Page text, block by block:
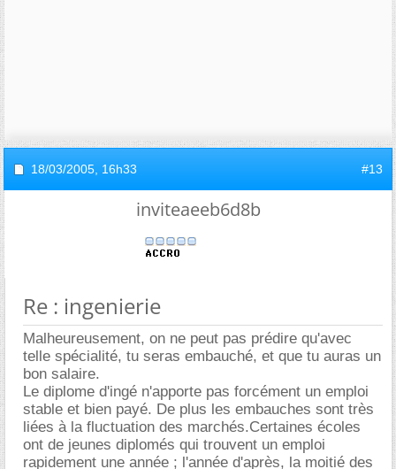
18/03/2005, 16h33 #13
inviteaeeb6d8b
Re : ingenierie
Malheureusement, on ne peut pas prédire qu'avec
telle spécialité, tu seras embauché, et que tu auras un
bon salaire.
Le diplome d'ingé n'apporte pas forcément un emploi
stable et bien payé. De plus les embauches sont très
liées à la fluctuation des marchés.Certaines écoles
ont de jeunes diplomés qui trouvent un emploi
rapidement une année ; l'année d'après, la moitié des